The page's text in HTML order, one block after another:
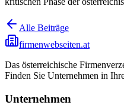
Alle Beiträge
firmenwebseiten.at
Das österreichische
Finden Sie Unternehmen in
Unternehmen